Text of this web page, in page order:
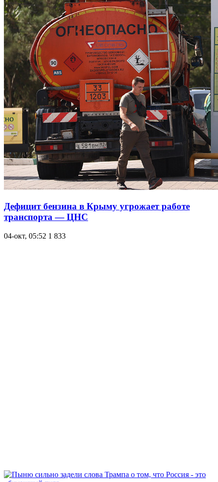
Дефицит бензина в Крыму угрожает работе
транспорта — ЦНС
04-окт, 05:52 1 833